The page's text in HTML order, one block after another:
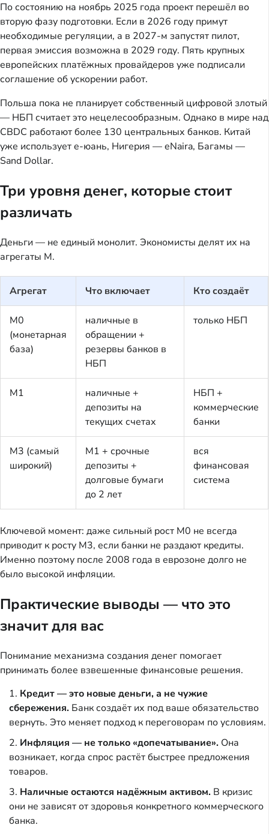
По состоянию на ноябрь 2025 года проект перешёл во
вторую фазу подготовки. Если в 2026 году примут
необходимые регуляции, а в 2027-м запустят пилот,
первая эмиссия возможна в 2029 году. Пять крупных
европейских платёжных провайдеров уже подписали
соглашение об ускорении работ.
Польша пока не планирует собственный цифровой злотый
— НБП считает это нецелесообразным. Однако в мире над
CBDC работают более 130 центральных банков. Китай
уже использует e-юань, Нигерия — eNaira, Багамы —
Sand Dollar.
Три уровня денег, которые стоит
различать
Деньги — не единый монолит. Экономисты делят их на
агрегаты M.
Агрегат Что включает Кто создаёт
M0
(монетарная
база)
наличные в
обращении +
резервы банков в
НБП
только НБП
M1
наличные +
депозиты на
текущих счетах
НБП +
коммерческие
банки
M3 (самый
широкий)
M1 + срочные
депозиты +
долговые бумаги
до 2 лет
вся
финансовая
система
Ключевой момент: даже сильный рост M0 не всегда
приводит к росту M3, если банки не раздают кредиты.
Именно поэтому после 2008 года в еврозоне долго не
было высокой инфляции.
Практические выводы — что это
значит для вас
Понимание механизма создания денег помогает
принимать более взвешенные финансовые решения.
Кредит — это новые деньги, а не чужие
сбережения. Банк создаёт их под ваше обязательство
вернуть. Это меняет подход к переговорам по условиям.
Инфляция — не только «допечатывание». Она
возникает, когда спрос растёт быстрее предложения
товаров.
Наличные остаются надёжным активом. В кризис
они не зависят от здоровья конкретного коммерческого
банка.